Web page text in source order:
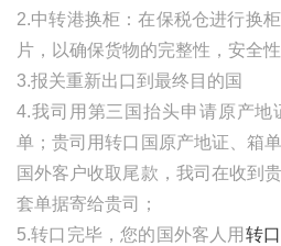
2.中转港换柜：在保税仓进行换
片，以确保货物的完整性，安全性
3.报关重新出口到最终目的国
4.我司用第三国抬头申请原产地
单；贵司用转口国原产地证、箱
国外客户收取尾款，我司在收到
套单据寄给贵司；
5.转口完毕，您的国外客人用 转口